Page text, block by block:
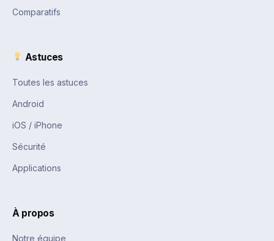
Comparatifs
Astuces
Toutes les astuces
Android
iOS / iPhone
Sécurité
Applications
À propos
Notre équipe